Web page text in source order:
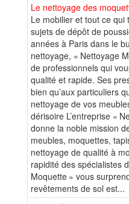
Le nettoyage des
Le mobilier et tout ce
sujets de dépôt de
années à Paris dans le
nettoyage, « Nettoyage
de professionnels qui
qualité et rapide. Ses
bien qu’aux particuliers
nettoyage de vos
dérisoire L’entreprise «
donne la noble mission
meubles, moquettes,
nettoyage de qualité à
rapidité des spécialistes
Moquette » vous
revêtements de sol est...